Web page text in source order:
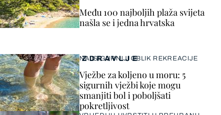
ZDRAVLJE
NAJSIGURNIJI OBLIK REKREACIJE
Vježbe za koljeno u moru: 5
sigurnih vježbi koje mogu
smanjiti bol i poboljšati
pokretljivost
Među 100 najboljih plaža svijeta
našla se i jedna hrvatska